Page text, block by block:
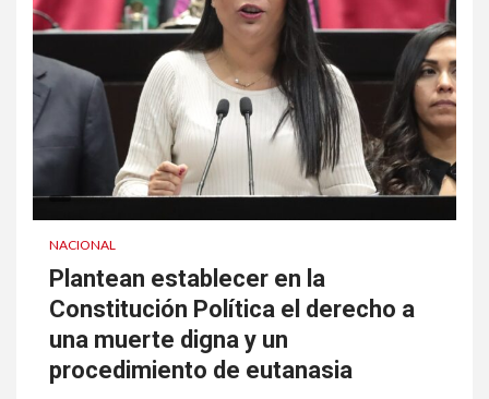
NACIONAL
Plantean establecer en la
Constitución Política el derecho a
una muerte digna y un
procedimiento de eutanasia